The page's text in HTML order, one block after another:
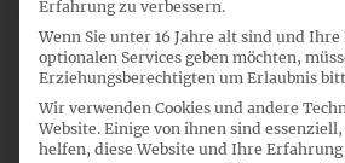
12:15
Erfahrung zu verbessern.
Wenn Sie unter 16 Jahre alt sind und
optionalen Services geben möchten,
Erziehungsberechtigten um Erlaubnis
Wir verwenden Cookies und andere
Website. Einige von ihnen sind
helfen, diese Website und Ihre Erfahrung